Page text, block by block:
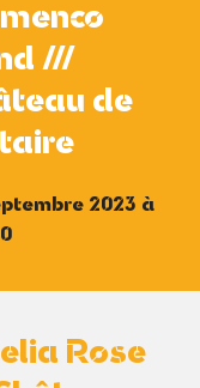
///
de
2023 à
Rose